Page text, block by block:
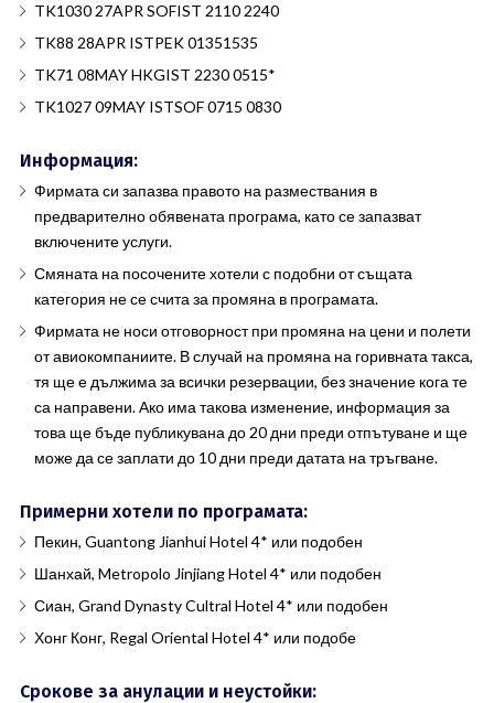
TK1030 27APR SOFIST 2110 2240
TK88 28APR ISTPEK 01351535
TK71 08MAY HKGIST 2230 0515*
TK1027 09MAY ISTSOF 0715 0830
Информация:
Фирмата си запазва правото на размествания в
предварително обявената програма, като се запазват
включените услуги.
Смяната на посочените хотели с подобни от същата
категория не се счита за промяна в програмата.
Фирмата не носи отговорност при промяна на цени и полети
от авиокомпаниите. В случай на промяна на горивната такса,
тя ще е дължима за всички резервации, без значение кога те
са направени. Ако има такова изменение, информация за
това ще бъде публикувана до 20 дни преди отпътуване и ще
може да се заплати до 10 дни преди датата на тръгване.
Примерни хотели по програмата:
Пекин, Guantong Jianhui Hotel 4* или подобен
Шанхай, Metropolo Jinjiang Hotel 4* или подобен
Сиан, Grand Dynasty Cultral Hotel 4* или подобен
Хонг Конг, Regal Oriental Hotel 4* или подобе
Срокове за анулации и неустойки: